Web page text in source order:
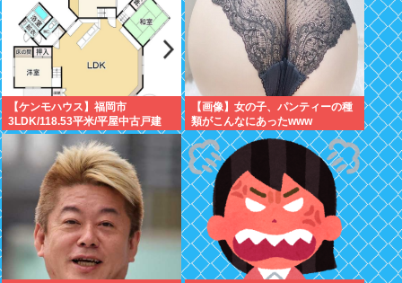
【ケンモハウス】福岡市
3LDK/118.53平米/平屋中古戸建
て/3,500万円 ありか？
【画像】女の子、パンティーの種
類がこんなにあったwww